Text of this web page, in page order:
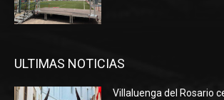
ULTIMAS NOTICIAS
Villaluenga del Rosario